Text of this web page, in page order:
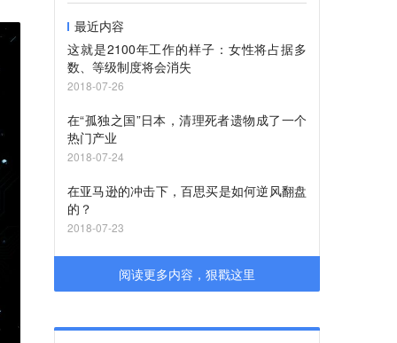
最近内容
这就是2100年工作的样子：女性将占据多
数、等级制度将会消失
2018-07-26
在“孤独之国”日本，清理死者遗物成了一个
热门产业
2018-07-24
在亚马逊的冲击下，百思买是如何逆风翻盘
的？
2018-07-23
阅读更多内容，狠戳这里